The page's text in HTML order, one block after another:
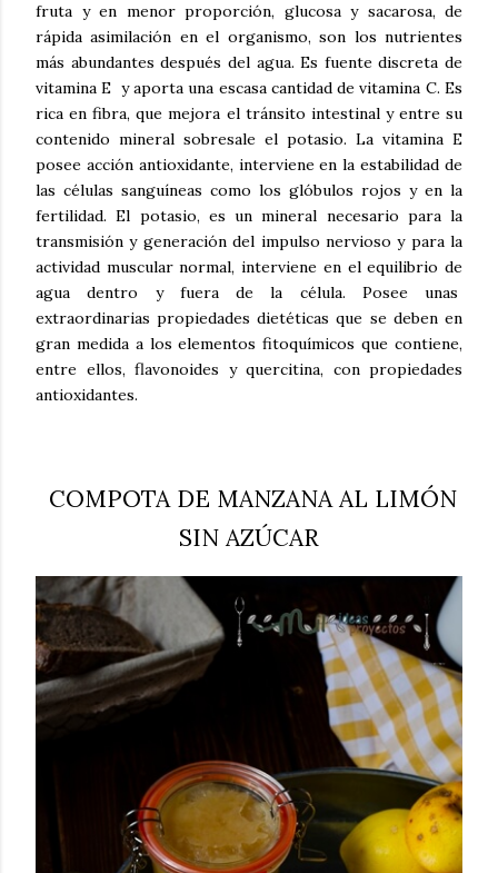
fruta y en menor proporción, glucosa y sacarosa, de
rápida asimilación en el organismo, son los nutrientes
más abundantes después del agua. Es fuente discreta de
vitamina E y aporta una escasa cantidad de vitamina C. Es
rica en fibra, que mejora el tránsito intestinal y entre su
contenido mineral sobresale el potasio. La vitamina E
posee acción antioxidante, interviene en la estabilidad de
las células sanguíneas como los glóbulos rojos y en la
fertilidad. El potasio, es un mineral necesario para la
transmisión y generación del impulso nervioso y para la
actividad muscular normal, interviene en el equilibrio de
agua dentro y fuera de la célula. Posee unas
extraordinarias propiedades dietéticas que se deben en
gran medida a los elementos fitoquímicos que contiene,
entre ellos, flavonoides y quercitina, con propiedades
antioxidantes.
COMPOTA DE MANZANA AL LIMÓN
SIN AZÚCAR